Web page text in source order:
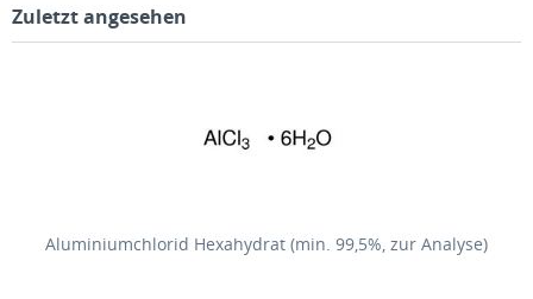
Zuletzt angesehen
Aluminiumchlorid Hexahydrat (min. 99,5%, zur Analyse)